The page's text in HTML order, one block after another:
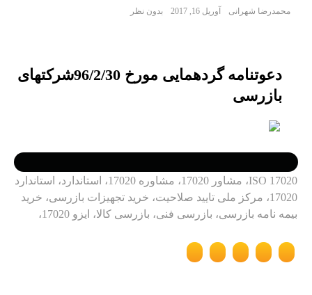
محمدرضا شهرانی آوریل 16, 2017 بدون نظر
دعوتنامه گردهمایی مورخ 96/2/30شرکتهای
بازرسی
ISO 17020، مشاور 17020، مشاوره 17020، استاندارد، استاندارد
17020، مرکز ملی تایید صلاحیت، خرید تجهیزات بازرسی، خرید
بیمه نامه بازرسی، بازرسی فنی، بازرسی کالا، ایزو 17020،